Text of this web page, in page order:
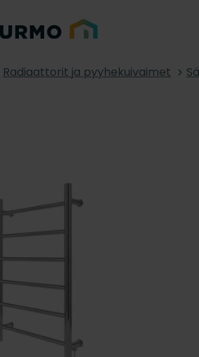
Radiaattorit ja pyyhekuivaimet